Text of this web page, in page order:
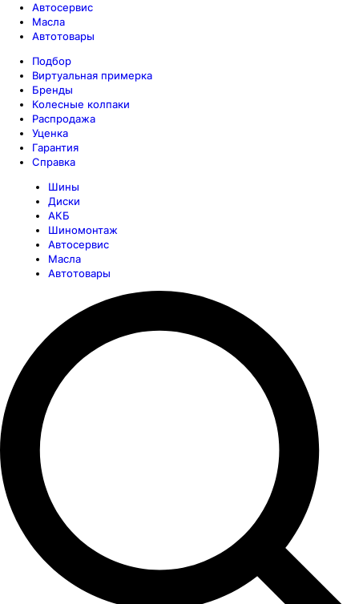
Автосервис
Масла
Автотовары
Подбор
Виртуальная примерка
Бренды
Колесные колпаки
Распродажа
Уценка
Гарантия
Справка
Шины
Диски
АКБ
Шиномонтаж
Автосервис
Масла
Автотовары